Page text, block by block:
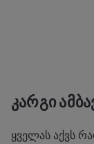
პარამეტრები.
ᲙᲐᲠᲒᲘ
ყველას აქვს